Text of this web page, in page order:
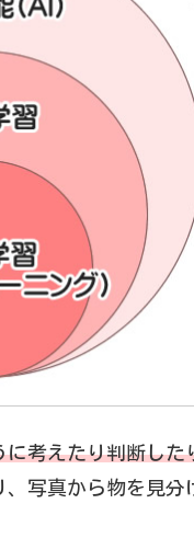
に考えたり判断し
写真から物を見分